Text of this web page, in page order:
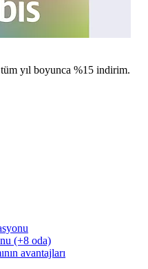
yıl boyunca %15 indirim.
(+8 oda)
avantajları